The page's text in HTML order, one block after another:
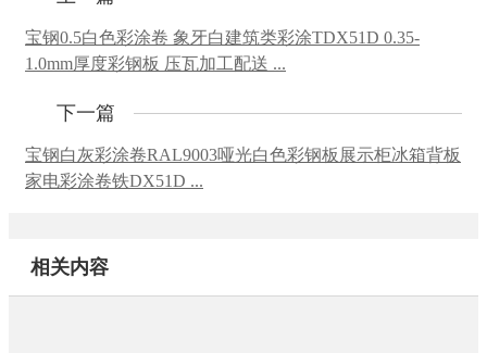
宝钢0.5白色彩涂卷 象牙白建筑类彩涂TDX51D 0.35-
1.0mm厚度彩钢板 压瓦加工配送 ...
下一篇
宝钢白灰彩涂卷RAL9003哑光白色彩钢板展示柜冰箱背板
家电彩涂卷铁DX51D ...
相关内容